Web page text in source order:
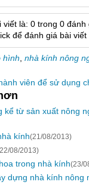
là: 0 trong 0 đánh
để đánh giá bài viết
hình nhà kính nông
viên để sử dụng
kể từ sản xuất nông
kính(21/08/2013)
08/2013)
trong nhà kính(23/
dựng nhà kính nông